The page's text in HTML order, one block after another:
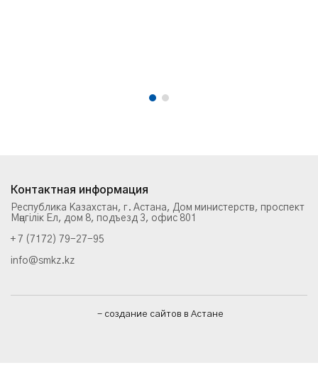
Контактная информация
Республика Казахстан, г. Астана, Дом министерств, проспект
Мәңгілік Ел, дом 8, подъезд 3, офис 801
+ 7 (7172) 79-27-95
info@smkz.kz
- создание сайтов в Астане